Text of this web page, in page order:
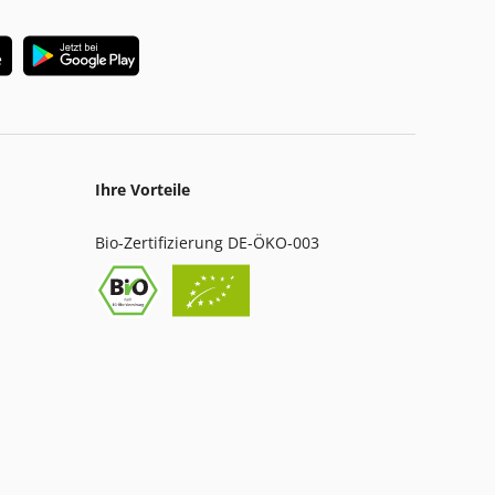
Ihre Vorteile
Bio-Zertifizierung DE-ÖKO-003